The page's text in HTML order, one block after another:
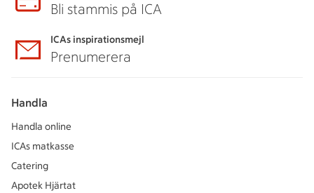
Bli stammis på ICA
ICAs inspirationsmejl
Prenumerera
Handla
Handla online
ICAs matkasse
Catering
Apotek Hjärtat